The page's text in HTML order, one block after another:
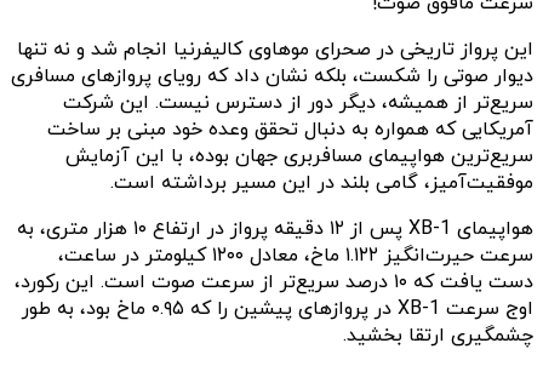
این پرواز تاریخی در صحرای موهاوی کالیفرنیا انجام شد و نه تنها
دیوار صوتی را شکست، بلکه نشان داد که رویای پروازهای مسافری
سریع‌تر از همیشه، دیگر دور از دسترس نیست. این شرکت
آمریکایی که همواره به دنبال تحقق وعده خود مبنی بر ساخت
سریع‌ترین هواپیمای مسافربری جهان بوده، با این آزمایش
موفقیت‌آمیز، گامی بلند در این مسیر برداشته است.
هواپیمای XB-1 پس از ۱۲ دقیقه پرواز در ارتفاع ۱۰ هزار متری، به
سرعت حیرت‌انگیز ۱.۱۲۲ ماخ، معادل ۱۲۰۰ کیلومتر در ساعت،
دست یافت که ۱۰ درصد سریع‌تر از سرعت صوت است. این رکورد،
اوج سرعت XB-1 در پروازهای پیشین را که ۰.۹۵ ماخ بود، به طور
چشمگیری ارتقا بخشید.